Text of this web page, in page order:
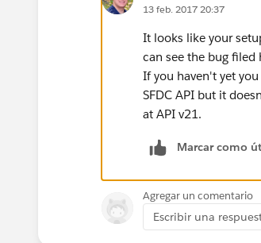
13 feb. 2017 20:37
It looks like your
can see the bug filed
If you haven't yet
SFDC API but it
at API v21.
Marcar como
Agregar un comentario
Escribir una